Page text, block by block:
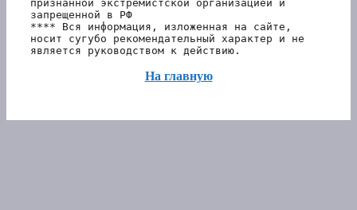
признанной экстремистской организацией и
запрещенной в РФ
**** Вся информация, изложенная на сайте,
носит сугубо рекомендательный характер и не
является руководством к действию.
На главную